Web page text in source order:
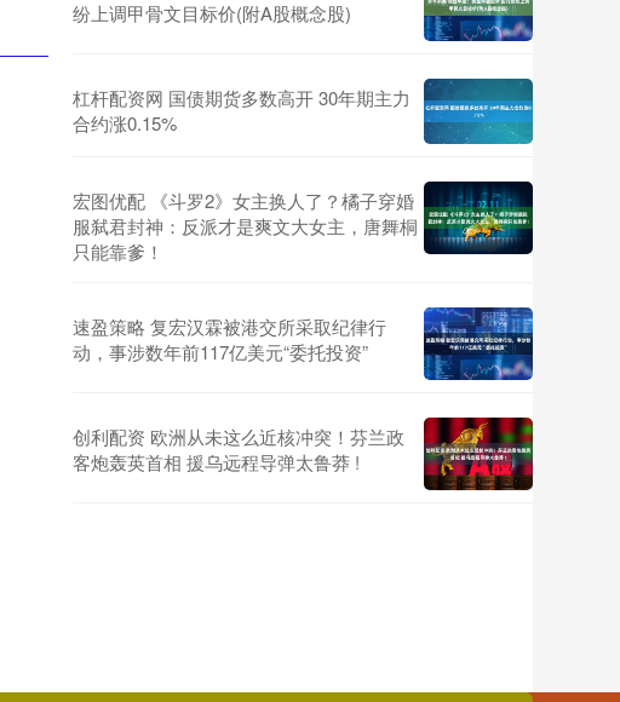
纷上调甲骨文目标价(附A股概念股)
杠杆配资网 国债期货多数高开 30年期主力
合约涨0.15%
宏图优配 《斗罗2》女主换人了？橘子穿婚
服弑君封神：反派才是爽文大女主，唐舞桐
只能靠爹！
速盈策略 复宏汉霖被港交所采取纪律行
动，事涉数年前117亿美元“委托投资”
创利配资 欧洲从未这么近核冲突！芬兰政
客炮轰英首相 援乌远程导弹太鲁莽 !